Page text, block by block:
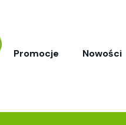
Promocje Nowości